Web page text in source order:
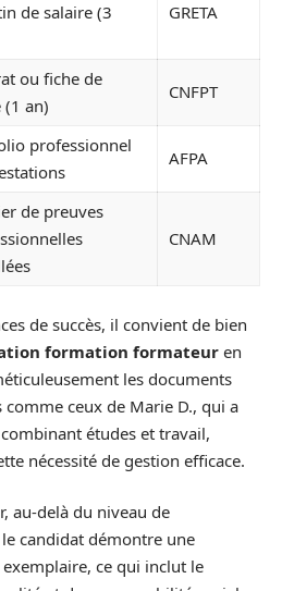
de salaire (3
GRETA
ou fiche de
(1 an)
CNFPT
professionnel
AFPA
de preuves
CNAM
de succès, il convient de bien
formation formateur en
les documents
ceux de Marie D., qui a
études et travail,
nécessité de gestion efficace.
au-delà du niveau de
candidat démontre une
ce qui inclut le